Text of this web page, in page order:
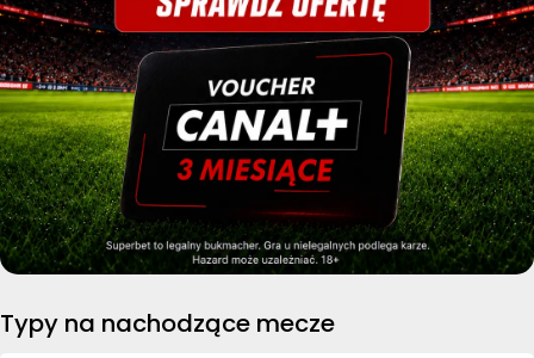
Typy na nachodzące mecze